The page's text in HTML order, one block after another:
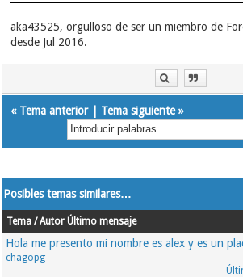
aka43525, orgulloso de ser un miembro de
desde Jul 2016.
« Tema anterior| Tema siguiente»
Posibles temas similares…
Tema / Autor Último mensaje
Hola me presento mi nombre es alex y es un
chagopg